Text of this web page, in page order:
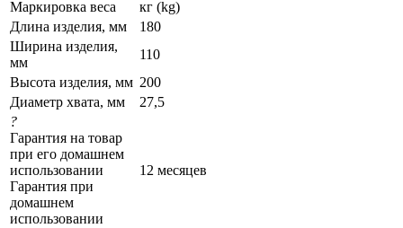
Маркировка веса
кг (kg)
Длина изделия, мм
180
Ширина изделия,
мм
110
Высота изделия, мм 200
Диаметр хвата, мм
27,5
?
Гарантия на товар
при его домашнем
использовании
Гарантия при
домашнем
использовании
12 месяцев